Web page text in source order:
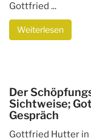
Gottfried ...
Weiterlesen
Der
Sichtweise;
Gespräch
Gottfried Hutter in